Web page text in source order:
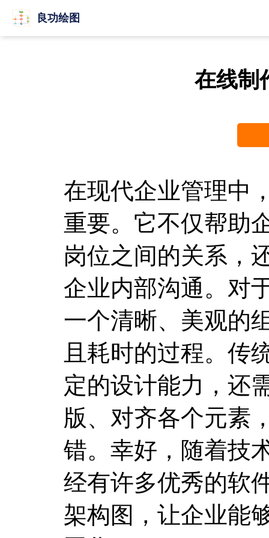
良功绘图
在线制
在现代企业管理中
重要。它不仅帮助
岗位之间的关系，
企业内部沟通。对
一个清晰、美观的
且耗时的过程。传
定的设计能力，还
版、对齐各个元素
错。幸好，随着技
经有许多优秀的软
架构图，让企业能